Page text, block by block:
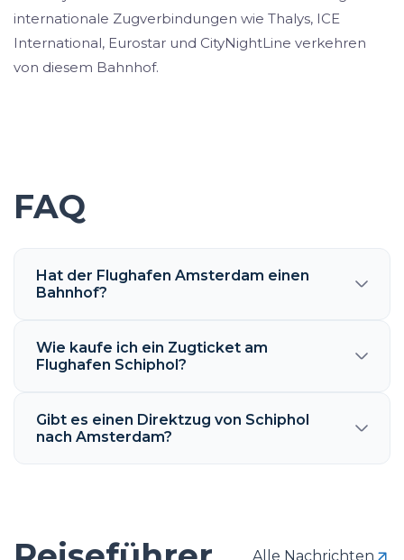
internationale Zugverbindungen wie Thalys, ICE
International, Eurostar und CityNightLine verkehren
von diesem Bahnhof.
FAQ
Hat der Flughafen Amsterdam einen
Bahnhof?
Wie kaufe ich ein Zugticket am
Flughafen Schiphol?
Gibt es einen Direktzug von Schiphol
nach Amsterdam?
Alle Nachrichten